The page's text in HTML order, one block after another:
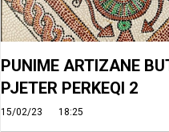
PUNIME ARTIZANE
PJETER PERKEQI 2
15/02/23 18:25